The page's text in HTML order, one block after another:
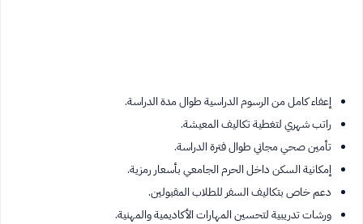
إعفاء كامل من الرسوم الدراسية طوال مدة الدراسة.
راتب شهري لتغطية تكاليف المعيشة.
تأمين صحي مجاني طوال فترة الدراسة.
إمكانية السكن داخل الحرم الجامعي بأسعار رمزية.
دعم خاص بتكاليف السفر للطلاب المقبولين.
ورشات تدريبية لتحسين المهارات الأكاديمية والمهنية.